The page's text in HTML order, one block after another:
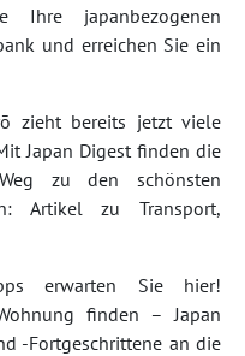
Ihre japanbezogenen
und erreichen Sie ein
zieht bereits jetzt viele
Japan Digest finden die
zu den schönsten
Artikel zu Transport,
erwarten Sie hier!
finden – Japan
-Fortgeschrittene an die